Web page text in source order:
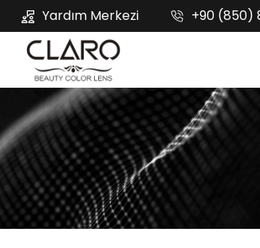
Yardım Merkezi +90 (850)